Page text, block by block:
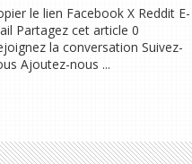
le lien Facebook X Reddit E-
Partagez cet article 0
la conversation Suivez-
Ajoutez-nous ...